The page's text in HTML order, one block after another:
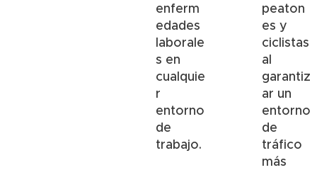
enferm
edades
laborale
s en
cualquie
r
entorno
de
trabajo.
peaton
es y
ciclistas
al
garantiz
ar un
entorno
de
tráfico
más